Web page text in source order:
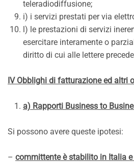
teleradiodiffusione;
i) i servizi prestati per via
l) le prestazioni di servizi
esercitare interamente o
diritto di cui alle lettere
IV Obblighi di fatturazione ed altri
a) Rapporti Business to
Si possono avere queste ipotesi:
– committente è stabilito in Italia